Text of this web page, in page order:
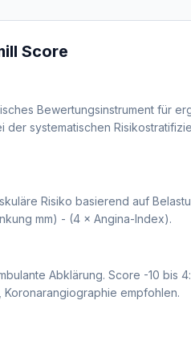
Score
Bewertungsinstrument für
systematischen
Risiko basierend auf
mm) - (4 × Angina-Index).
Abklärung. Score -10 bis
empfohlen.